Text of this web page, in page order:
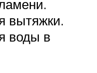
вытяжки.
воды в